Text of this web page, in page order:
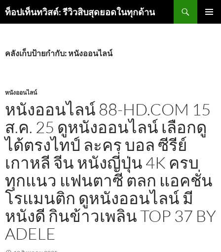
ท็อปเท็นทวิสต์: รีวิวสิบสุดยอดในทุกด้าน
ค้นหา
เนื้อหา
คลังเก็บป้ายกำกับ: หนังออนไลน์
หนังออนไลน์
หนังออนไลน์ 88-HD.COM 15
ส.ค. 25 ดูหนังออนไลน์ เลือกดู
ได้ตรงไทป์ ละคร บอล ซีรีย์
เกาหลี จีน หนังญี่ปุ่น 4K ครบ
ทุกแนว แฟนตาซี ตลก แอคชั่น
โรแมนติก ดูหนังออนไลน์ มี
หนังดี กินข้าวเพลิน TOP 37 BY
ADELE